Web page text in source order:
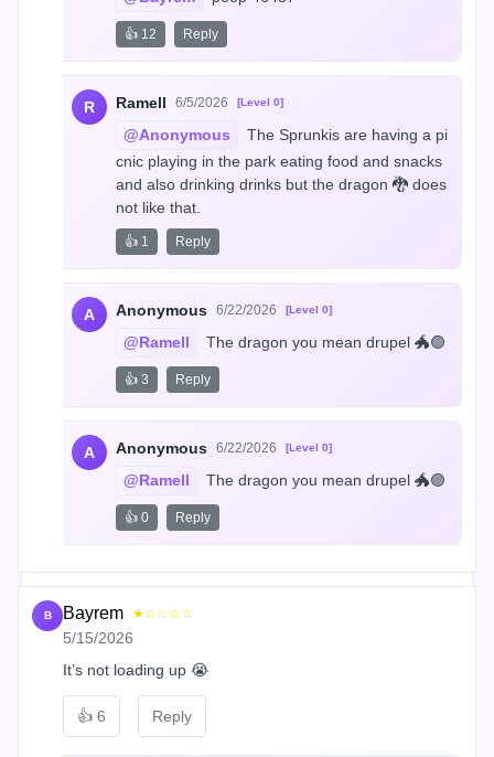
👍 12 Reply
R Ramell 6/5/2026 [Level 0]
@Anonymous
The Sprunkis are having a pi
cnic playing in the park eating food and snacks
and also drinking drinks but the dragon 🐉 does
not like that.
👍 1 Reply
A Anonymous 6/22/2026 [Level 0]
@Ramell The dragon you mean drupel 🐲🟣
👍 3 Reply
A Anonymous 6/22/2026 [Level 0]
@Ramell The dragon you mean drupel 🐲🟣
👍 0 Reply
B Bayrem ★☆☆☆☆
5/15/2026
It’s not loading up 😭
👍 6 Reply